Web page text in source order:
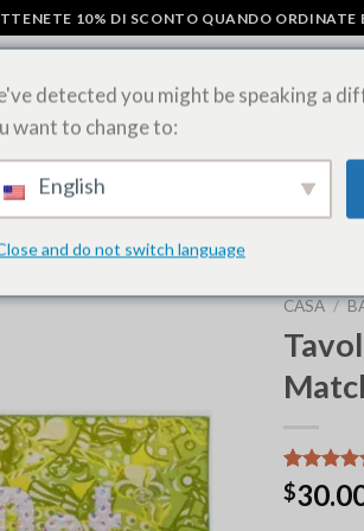
10% DI SCONTO QUANDO ORDINATE
BARRETTE DI CIOCCOLATO AI FUNGHI
RAGGRUPPAMENTI DI
CASA /
Valutato
5.00su 5
6
$
detected you might be speaking a
want to change to:
English
and do not switch language